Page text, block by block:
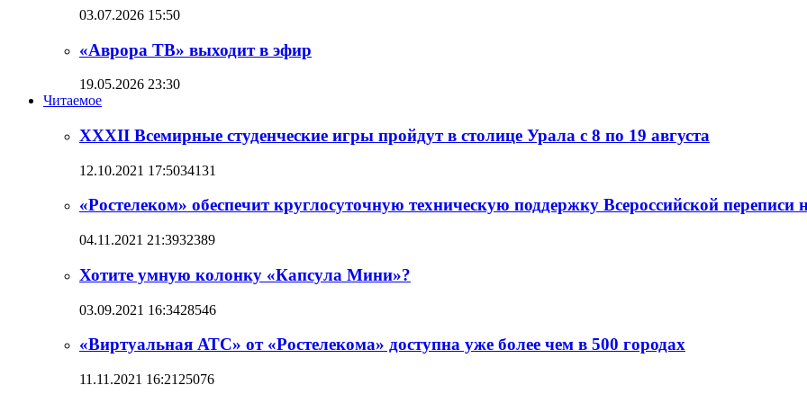
03.07.2026 15:50
«Аврора ТВ» выходит в эфир
19.05.2026 23:30
Читаемое
XXXII Всемирные студенческие игры пройдут в столице Урала с 8 по 19 августа
12.10.2021 17:5034131
«Ростелеком» обеспечит круглосуточную техническую поддержку Всероссийской переписи
04.11.2021 21:3932389
Хотите умную колонку «Капсула Мини»?
03.09.2021 16:3428546
«Виртуальная АТС» от «Ростелекома» доступна уже более чем в 500 городах
11.11.2021 16:21 25076